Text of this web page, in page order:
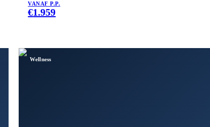
VANAF P.P.
€1.959
Wellness